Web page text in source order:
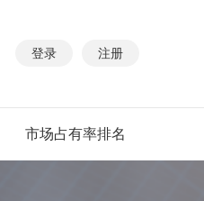
登录 注册
市场占有率排名